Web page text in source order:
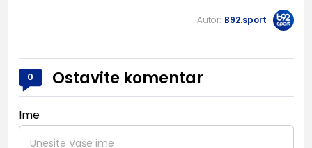
Autor: B92.sport
0 Ostavite komentar
Ime